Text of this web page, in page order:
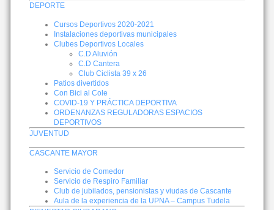
DEPORTE
Cursos Deportivos 2020-2021
Instalaciones deportivas municipales
Clubes Deportivos Locales
C.D Aluvión
C.D Cantera
Club Ciclista 39 x 26
Patios divertidos
Con Bici al Cole
COVID-19 Y PRÁCTICA DEPORTIVA
ORDENANZAS REGULADORAS ESPACIOS
DEPORTIVOS
JUVENTUD
CASCANTE MAYOR
Servicio de Comedor
Servicio de Respiro Familiar
Club de jubilados, pensionistas y viudas de Cascante
Aula de la experiencia de la UPNA – Campus Tudela